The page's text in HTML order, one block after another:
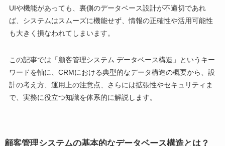
UIや機能があっても、裏側のデータベース設計が不適切であれ
ば、システムはスムーズに機能せず、情報の正確性や活用可能性
も大きく損なわれてしまいます。
この記事では「顧客管理システム データベース構造」というキー
ワードを軸に、CRMにおける典型的なデータ構造の概要から、設
計の考え方、運用上の注意点、さらには拡張性やセキュリティま
で、実務に役立つ知識を体系的に解説します。
顧客管理システムの基本的なデータベース構造とは？